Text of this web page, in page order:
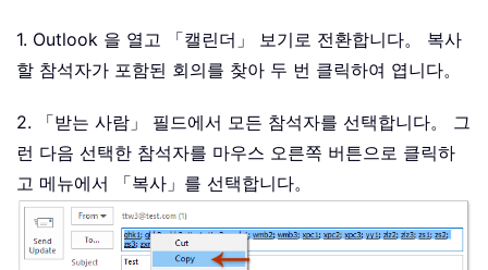
1. Outlook 을 열고 「캘린더」 보기로 전환합니다。 복사
할 참석자가 포함된 회의를 찾아 두 번 클릭하여 엽니다。
2. 「받는 사람」 필드에서 모든 참석자를 선택합니다。 그
런 다음 선택한 참석자를 마우스 오른쪽 버튼으로 클릭하
고 메뉴에서 「복사」를 선택합니다。